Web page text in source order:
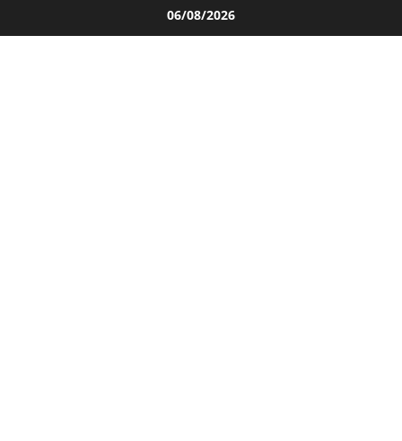
al
06/08/2026